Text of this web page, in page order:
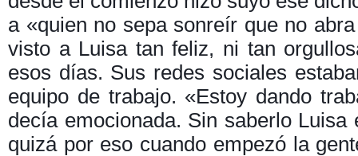
a «quien no sepa sonreír que no
visto a Luisa tan feliz, ni tan
esos días. Sus redes sociales
equipo de trabajo. «Estoy dando
decía emocionada. Sin saberlo Luisa
quizá por eso cuando empezó la